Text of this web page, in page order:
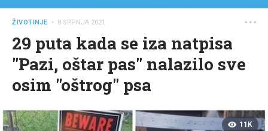
ŽIVOTINJE • 8 SRPNJA 2021
29 puta kada se iza natpisa
"Pazi, oštar pas" nalazilo sve
osim "oštrog" psa
11K